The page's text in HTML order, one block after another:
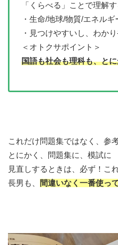
「くらべる」ことで理解
・生命/地球/物質/エネルギ
・見つけやすいし、わかり
＜オトクサポイント＞
国語も社会も理科も、と
これだけ問題集ではなく、参
とにかく、問題集に、模試に
見直しするときは、必ず！こ
長男も、
間違いなく一番使っ